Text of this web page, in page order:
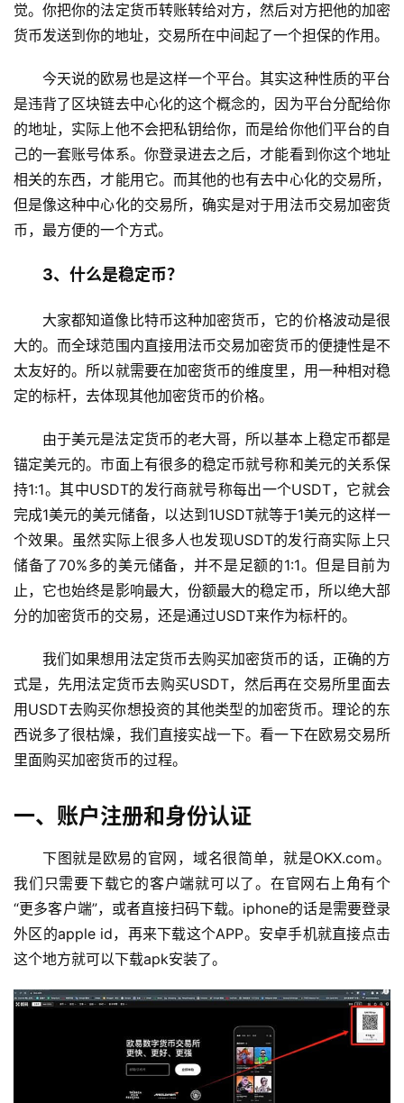
觉。你把你的法定货币转账转给对方，然后对方把他的加密
货币发送到你的地址，交易所在中间起了一个担保的作用。
今天说的欧易也是这样一个平台。其实这种性质的平台
是违背了区块链去中心化的这个概念的，因为平台分配给你
的地址，实际上他不会把私钥给你，而是给你他们平台的自
己的一套账号体系。你登录进去之后，才能看到你这个地址
相关的东西，才能用它。而其他的也有去中心化的交易所，
但是像这种中心化的交易所，确实是对于用法币交易加密货
币，最方便的一个方式。
3、什么是稳定币？
大家都知道像比特币这种加密货币，它的价格波动是很
大的。而全球范围内直接用法币交易加密货币的便捷性是不
太友好的。所以就需要在加密货币的维度里，用一种相对稳
定的标杆，去体现其他加密货币的价格。
由于美元是法定货币的老大哥，所以基本上稳定币都是
锚定美元的。市面上有很多的稳定币就号称和美元的关系保
持1:1。其中USDT的发行商就号称每出一个USDT，它就会
完成1美元的美元储备，以达到1USDT就等于1美元的这样一
个效果。虽然实际上很多人也发现USDT的发行商实际上只
储备了70%多的美元储备，并不是足额的1:1。但是目前为
止，它也始终是影响最大，份额最大的稳定币，所以绝大部
分的加密货币的交易，还是通过USDT来作为标杆的。
我们如果想用法定货币去购买加密货币的话，正确的方
式是，先用法定货币去购买USDT，然后再在交易所里面去
用USDT去购买你想投资的其他类型的加密货币。理论的东
西说多了很枯燥，我们直接实战一下。看一下在欧易交易所
里面购买加密货币的过程。
一、账户注册和身份认证
下图就是欧易的官网，域名很简单，就是OKX.com。
我们只需要下载它的客户端就可以了。在官网右上角有个
“更多客户端”，或者直接扫码下载。iphone的话是需要登录
外区的apple id，再来下载这个APP。安卓手机就直接点击
这个地方就可以下载apk安装了。